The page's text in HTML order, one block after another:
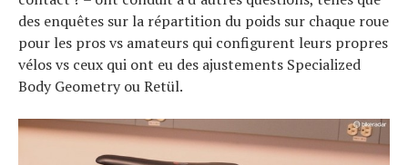
des enquêtes sur la répartition du poids sur chaque roue
pour les pros vs amateurs qui configurent leurs propres
vélos vs ceux qui ont eu des ajustements Specialized
Body Geometry ou Retül.